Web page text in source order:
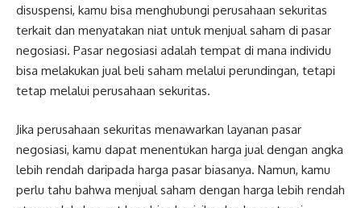
disuspensi, kamu bisa menghubungi perusahaan sekuritas
terkait dan menyatakan niat untuk menjual saham di pasar
negosiasi. Pasar negosiasi adalah tempat di mana individu
bisa melakukan jual beli saham melalui perundingan, tetapi
tetap melalui perusahaan sekuritas.
Jika perusahaan sekuritas menawarkan layanan pasar
negosiasi, kamu dapat menentukan harga jual dengan angka
lebih rendah daripada harga pasar biasanya. Namun, kamu
perlu tahu bahwa menjual saham dengan harga lebih rendah